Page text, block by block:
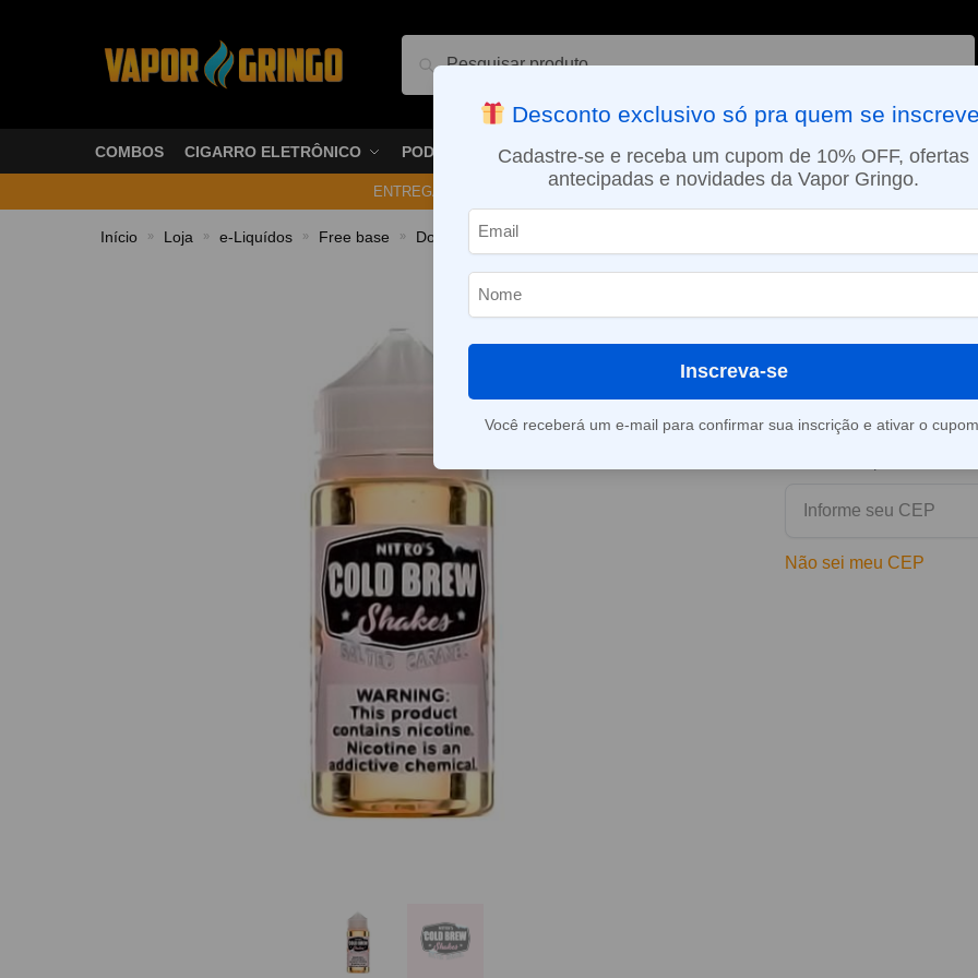
Pesquisar
COMBOS CIGARRO ELETRÔNICO PODS VAPORIZADOR DE ERVAS E-LIQUÍDOS NICOTINA ORAL
ENTREGA NO MESMO DIA EM SÃO PAULO (SEG A SEX): PEDIDOS APROVADOS ATÉ
Início » Loja » e-Liquídos » Free base » Doces e sobremesas
Líquido
Shakes –
Este produto está fora
Consultar prazo e valor
Não sei meu CEP
Desconto exclusivo só pra quem se
Cadastre-se e receba um cupom de 10% OFF, ofertas
antecipadas e novidades da Vapor Gringo.
Inscreva-se
Você receberá um e-mail para confirmar sua inscrição e ativar o